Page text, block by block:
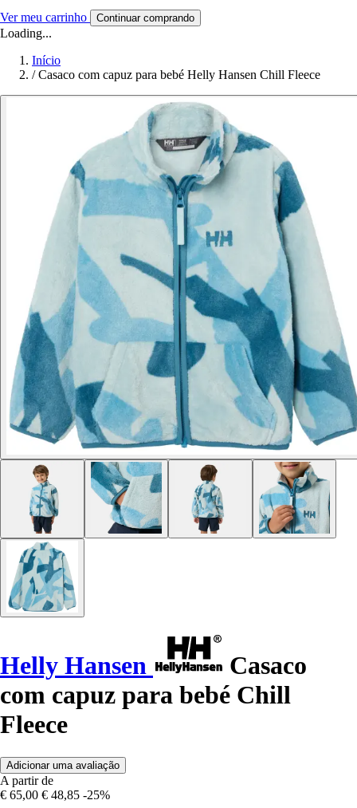
Ver meu carrinho Continuar comprando
Loading...
Início
/ Casaco com capuz para bebé Helly Hansen Chill Fleece
Helly Hansen
Casaco
com capuz para bebé Chill
Fleece
Adicionar uma avaliação
A partir de
€ 65,00 € 48,85 -25%